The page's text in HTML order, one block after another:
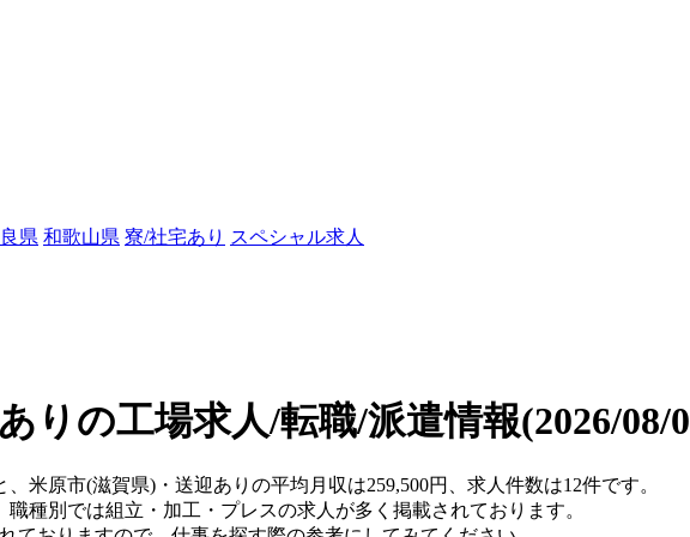
県 和歌山県 寮/社宅あり スペシャル求人
りの工場求人/転職/派遣情報(2026/08/
米原市(滋賀県)・送迎ありの平均月収は259,500円、求人件数は12件です。
種別では組立・加工・プレスの求人が多く掲載されております。